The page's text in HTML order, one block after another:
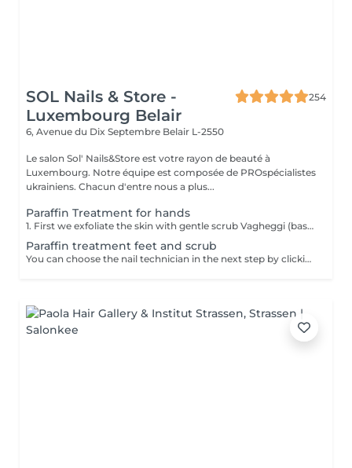
SOL Nails & Store -
Luxembourg Belair
254
6, Avenue du Dix Septembre Belair L-2550
Le salon Sol' Nails&Store est votre rayon de beauté à
Luxembourg. Notre équipe est composée de PROspécialistes
ukrainiens. Chacun d'entre nous a plus...
Paraffin Treatment for hands
1. First we exfoliate the skin with gentle scrub Vagheggi (based on brown sugar and ground coffee that have an exfoliating effect; also it includes detoxifying green clay) 2. After, we apply hydrating cream Vagheggi (that includes coconut oil and cocoa butter, vitamin E and moisturising hyaluronic acid) - it's amazing for nourishing and hydrating. 3. The last step is the paraffin wax itself. You gently dip a few times your hand into the warm melted paraffin. It builds up a thick, warm "glove" of wax. 4. Once the wax layers are set, the hand is wrapped in a protective plastic liner and then placed into a soft glove. This insulates the heat and allows the moisture to be absorbed. For 15-20 min you have time to rest and relax. 5. The final step is to remove everything and your hands are ready, fully nourished. Depending on your skin and desire, you can repeat this treatment 2-4 time once a week or 2 weeks to get a cumulative effect. Advantages: Deeply nourishes dry skin, restores elasticity, and provides a "velvet skin" effect. Ideal after winter.
Paraffin treatment feet and scrub
You can choose the nail technician in the next step by clicking "Select employee". 1. First we exfoliate the skin with gentle scrub Vagheggi (based on brown sugar and ground coffee that have an exfoliating effect; also it includes detoxifying green clay) 2. After, we apply hydrating cream Vagheggi (that includes coconut oil and cocoa butter, vitamin E and moisturising hyaluronic acid) - it's amazing for nourishing and hydrating. 3. The last step is the paraffin wax itself. You gently dip a few times your foot into the warm melted paraffin. It builds up a thick, warm "glove" of wax. 4. Once the wax layers are set, the foot is wrapped in a protective plastic liner and then placed into a soft glove. This insulates the heat and allows the moisture to be absorbed. For 15-20 min you have time to rest and relax. 5. The final step is to remove everything and your feet are ready, fully nourished. Depending on your skin and desire, you can repeat this treatment 2-4 time once a week or 2 weeks to get a cumulative effect. Advantages: Deeply nourishes dry skin, restores elasticity, and provides a "velvet skin" effect. Ideal after winter.